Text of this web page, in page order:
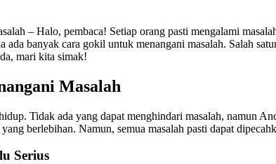
– Halo, pembaca! Setiap orang pasti mengalami
ada banyak cara gokil untuk menangani masalah. Salah
mari kita simak!
Masalah
Tidak ada yang dapat menghindari masalah, namun
berlebihan. Namun, semua masalah pasti dapat
Serius